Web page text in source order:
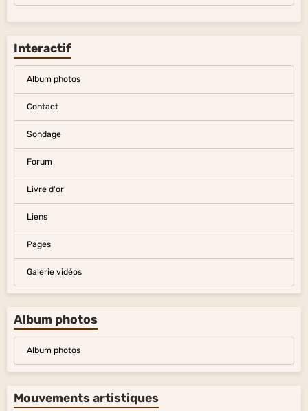
Interactif
Album photos
Contact
Sondage
Forum
Livre d'or
Liens
Pages
Galerie vidéos
Album photos
Album photos
Mouvements artistiques